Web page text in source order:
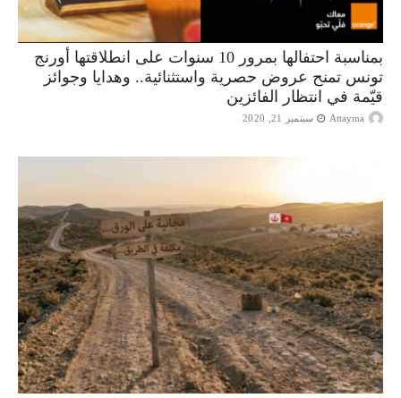
بمناسبة احتفالها بمرور 10 سنوات على انطلاقتها أورنج
تونس تمنح عروض حصرية واستثنائية.. وهدايا وجوائز
قيّمة في انتظار الفائزين
Attayma سبتمبر 21, 2020